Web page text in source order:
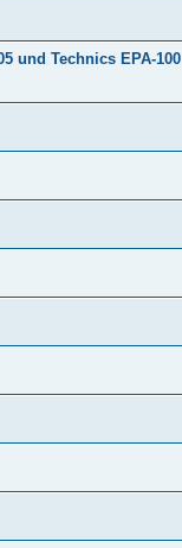
und Technics EPA-100